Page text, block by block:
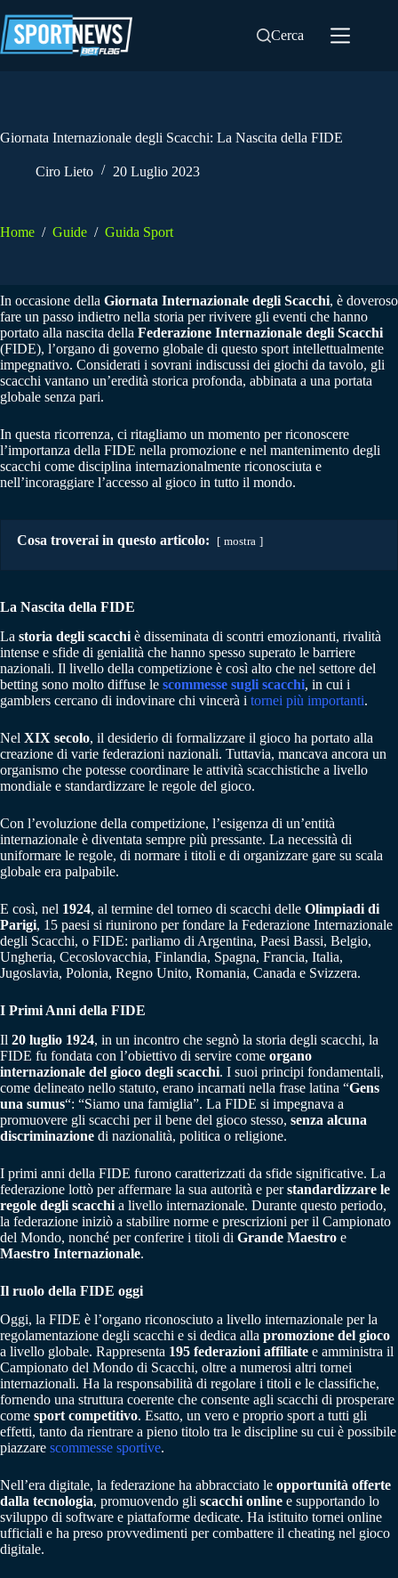
al
contenuto
Cerca
Giornata Internazionale degli Scacchi: La Nascita della FIDE
Ciro Lieto 20 Luglio 2023
Home / Guide / Guida Sport
In occasione della Giornata Internazionale degli Scacchi, è doveroso
fare un passo indietro nella storia per rivivere gli eventi che hanno
portato alla nascita della Federazione Internazionale degli Scacchi
(FIDE), l’organo di governo globale di questo sport intellettualmente
impegnativo. Considerati i sovrani indiscussi dei giochi da tavolo, gli
scacchi vantano un’eredità storica profonda, abbinata a una portata
globale senza pari.
In questa ricorrenza, ci ritagliamo un momento per riconoscere
l’importanza della FIDE nella promozione e nel mantenimento degli
scacchi come disciplina internazionalmente riconosciuta e
nell’incoraggiare l’accesso al gioco in tutto il mondo.
Cosa troverai in questo articolo: mostra
La Nascita della FIDE
La storia degli scacchi è disseminata di scontri emozionanti, rivalità
intense e sfide di genialità che hanno spesso superato le barriere
nazionali. Il livello della competizione è così alto che nel settore del
betting sono molto diffuse le scommesse sugli scacchi, in cui i
gamblers cercano di indovinare chi vincerà i tornei più importanti.
Nel XIX secolo, il desiderio di formalizzare il gioco ha portato alla
creazione di varie federazioni nazionali. Tuttavia, mancava ancora un
organismo che potesse coordinare le attività scacchistiche a livello
mondiale e standardizzare le regole del gioco.
Con l’evoluzione della competizione, l’esigenza di un’entità
internazionale è diventata sempre più pressante. La necessità di
uniformare le regole, di normare i titoli e di organizzare gare su scala
globale era palpabile.
E così, nel 1924, al termine del torneo di scacchi delle Olimpiadi di
Parigi, 15 paesi si riunirono per fondare la Federazione Internazionale
degli Scacchi, o FIDE: parliamo di Argentina, Paesi Bassi, Belgio,
Ungheria, Cecoslovacchia, Finlandia, Spagna, Francia, Italia,
Jugoslavia, Polonia, Regno Unito, Romania, Canada e Svizzera.
I Primi Anni della FIDE
Il 20 luglio 1924, in un incontro che segnò la storia degli scacchi, la
FIDE fu fondata con l’obiettivo di servire come organo
internazionale del gioco degli scacchi. I suoi principi fondamentali,
come delineato nello statuto, erano incarnati nella frase latina “Gens
una sumus“: “Siamo una famiglia”. La FIDE si impegnava a
promuovere gli scacchi per il bene del gioco stesso, senza alcuna
discriminazione di nazionalità, politica o religione.
I primi anni della FIDE furono caratterizzati da sfide significative. La
federazione lottò per affermare la sua autorità e perstandardizzare le
regole degli scacchi a livello internazionale. Durante questo periodo,
la federazione iniziò a stabilire norme e prescrizioni per il Campionato
del Mondo, nonché per conferire i titoli di Grande Maestro e
Maestro Internazionale.
Il ruolo della FIDE oggi
Oggi, la FIDE è l’organo riconosciuto a livello internazionale per la
regolamentazione degli scacchi e si dedica alla promozione del gioco
a livello globale. Rappresenta 195 federazioni affiliate e amministra il
Campionato del Mondo di Scacchi, oltre a numerosi altri tornei
internazionali. Ha la responsabilità di regolare i titoli e le classifiche,
fornendo una struttura coerente che consente agli scacchi di prosperare
come sport competitivo. Esatto, un vero e proprio sport a tutti gli
effetti, tanto da rientrare a pieno titolo tra le discipline su cui è possibile
piazzare scommesse sportive.
Nell’era digitale, la federazione ha abbracciato le opportunità offerte
dalla tecnologia, promuovendo gli scacchi online e supportando lo
sviluppo di software e piattaforme dedicate. Ha istituito tornei online
ufficiali e ha preso provvedimenti per combattere il cheating nel gioco
digitale.